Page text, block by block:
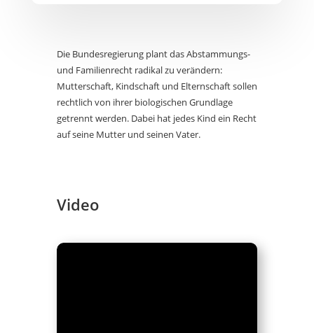
Die Bundesregierung plant das Abstammungs-
und Familienrecht radikal zu verändern:
Mutterschaft, Kindschaft und Elternschaft sollen
rechtlich von ihrer biologischen Grundlage
getrennt werden. Dabei hat jedes Kind ein Recht
auf seine Mutter und seinen Vater.
Video